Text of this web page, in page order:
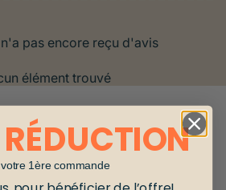
pas encore reçu d'avis
élément trouvé
1ère commande